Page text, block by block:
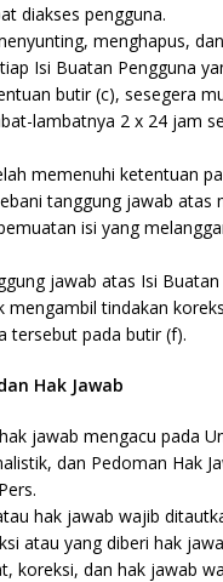
diakses pengguna.
menghapus,
Isi Buatan Pengguna
butir (c), sesegera
lambatnya 2 x 24 jam
memenuhi ketentuan
tanggung jawab atas
isi yang
jawab atas Isi
mengambil tindakan
tersebut pada butir (f).
Hak Jawab
jawab mengacu pada
dan Pedoman Hak
hak jawab wajib
atau yang diberi hak
koreksi, dan hak jawab